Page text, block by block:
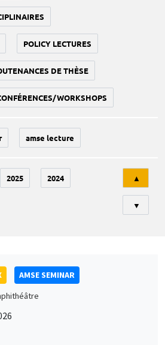
POLICY LECTURES
DE THÈSE
WORKSHOPS
amse lecture
2025 2024 ▲
▼
AMSE SEMINAR